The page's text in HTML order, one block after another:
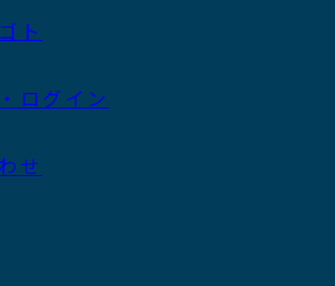
ト
ログイン
せ